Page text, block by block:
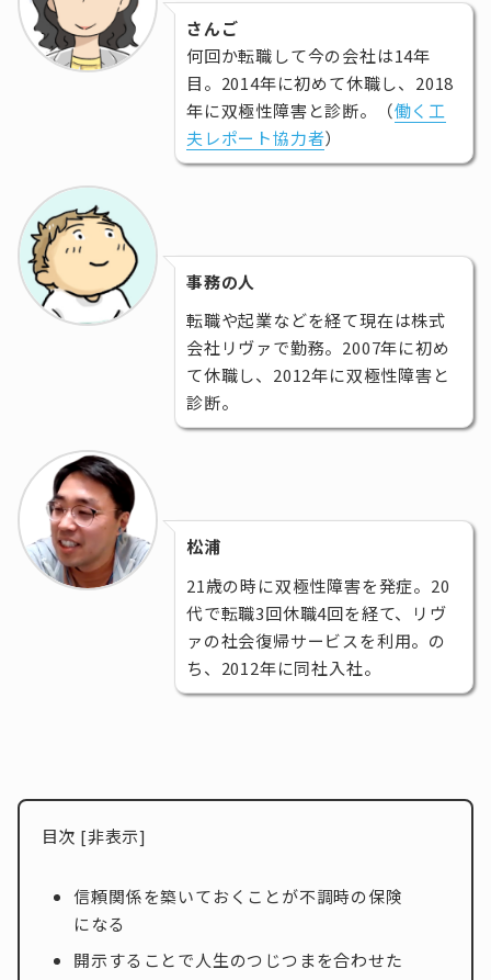
さんご
何回か転職して今の会社は14年
目。2014年に初めて休職し、2018
年に双極性障害と診断。（働く工
夫レポート協力者）
事務の人
転職や起業などを経て現在は株式
会社リヴァで勤務。2007年に初め
て休職し、2012年に双極性障害と
診断。
松浦
21歳の時に双極性障害を発症。20
代で転職3回休職4回を経て、リヴ
ァの社会復帰サービスを利用。の
ち、2012年に同社入社。
目次 [非表示]
信頼関係を築いておくことが不調時の保険
になる
開示することで人生のつじつまを合わせた